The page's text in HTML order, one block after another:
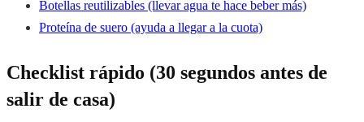
Botellas reutilizables (llevar agua te hace beber más)
Proteína de suero (ayuda a llegar a la cuota)
Checklist rápido (30 segundos antes de
salir de casa)